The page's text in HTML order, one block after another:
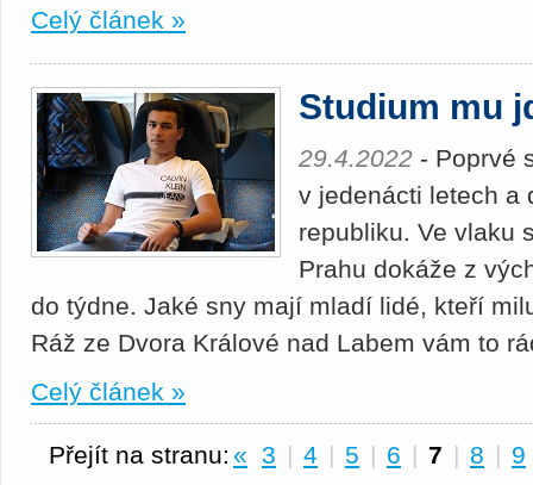
Celý článek »
Studium mu
29.4.2022 - Poprvé
v jedenácti letech a
republiku. Ve vlaku
Prahu dokáže z
do týdne. Jaké sny mají mladí lidé, kteří
Ráž ze Dvora Králové nad Labem vám to
Celý článek »
Přejít na stranu: « 3 | 4 | 5 | 6 | 7 | 8 | 9